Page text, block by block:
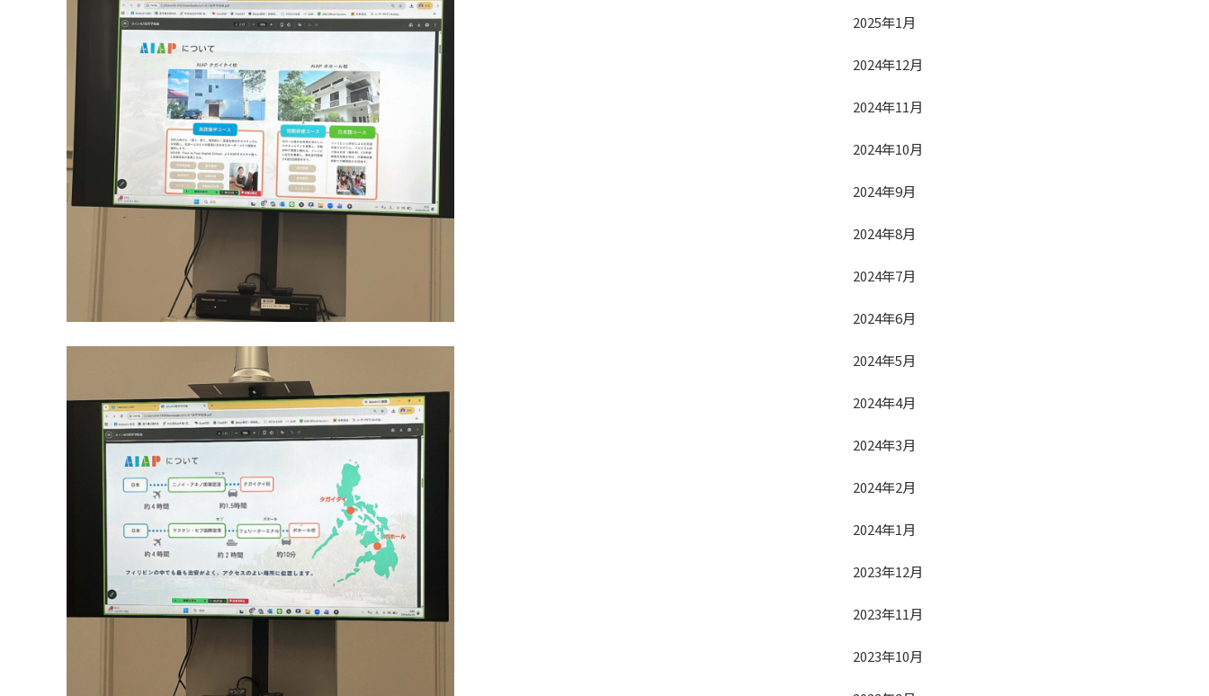
2025年1月
2024年12月
2024年11月
2024年10月
2024年9月
2024年8月
2024年7月
2024年6月
2024年5月
2024年4月
2024年3月
2024年2月
2024年1月
2023年12月
2023年11月
2023年10月